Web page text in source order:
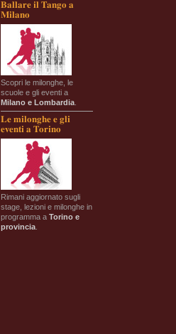
Ballare il Tango a
Milano
Scopri le milonghe, le
scuole e gli eventi a
Milano e Lombardia
Le milonghe e gli
eventi a Torino
Rimani aggiornato sugli
stage, lezioni e milonghe in
programma a Torino e
provincia